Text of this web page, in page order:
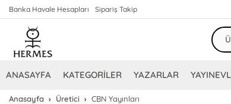
Banka Havale Hesapları Sipariş Takip
ANASAYFA KATEGORİLER YAZARLAR
Anasayfa Üretici CBN Yayınları